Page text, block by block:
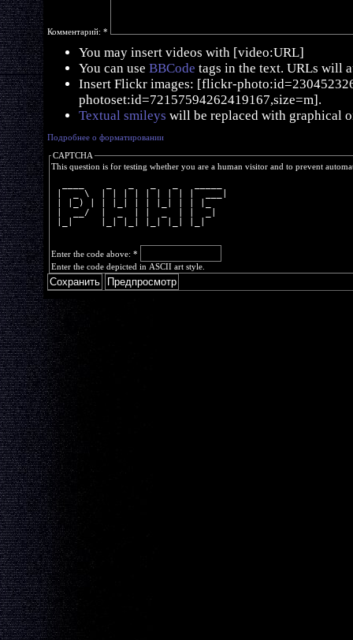
Комментарий: *
You may insert videos with [video:URL]
You can use BBCode tags in the text. URLs will
Insert Flickr images: [flickr-
photoset:id=72157594262419167,size=m].
Textual smileys will be replaced with graphical
Подробнее о форматировании
CAPTCHA
This question is for testing whether you are a human visitor and to prevent
|  _ \  | | | | | | | | |  ___|
| |_) | | |_| | | |_| | | |_
|  __/  |  _  | |  _  | |  _|
Enter the code above: *
Enter the code depicted in ASCII art style.